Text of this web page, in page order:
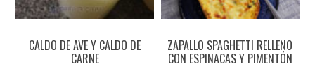
CALDO DE AVE Y CALDO DE
CARNE
ZAPALLO SPAGHETTI RELLENO
CON ESPINACAS Y PIMENTÓN